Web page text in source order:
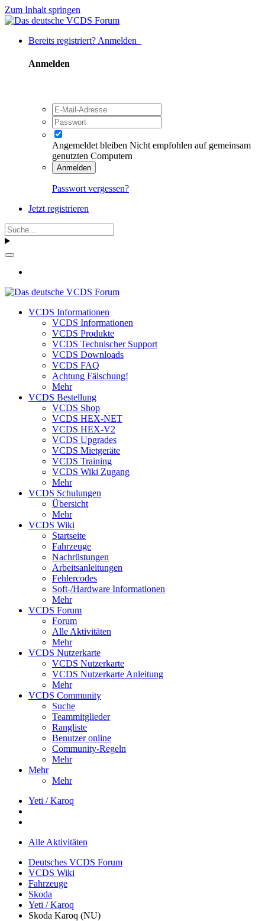
Zum Inhalt springen
Bereits registriert? Anmelden
Anmelden
Angemeldet bleiben Nicht empfohlen auf gemeinsam
genutzten Computern
Anmelden
Passwort vergessen?
Jetzt registrieren
VCDS Informationen
VCDS Informationen
VCDS Produkte
VCDS Technischer Support
VCDS Downloads
VCDS FAQ
Achtung Fälschung!
Mehr
VCDS Bestellung
VCDS Shop
VCDS HEX-NET
VCDS HEX-V2
VCDS Upgrades
VCDS Mietgeräte
VCDS Training
VCDS Wiki Zugang
Mehr
VCDS Schulungen
Übersicht
Mehr
VCDS Wiki
Startseite
Fahrzeuge
Nachrüstungen
Arbeitsanleitungen
Fehlercodes
Soft-/Hardware Informationen
Mehr
VCDS Forum
Forum
Alle Aktivitäten
Mehr
VCDS Nutzerkarte
VCDS Nutzerkarte
VCDS Nutzerkarte Anleitung
Mehr
VCDS Community
Suche
Teammitglieder
Rangliste
Benutzer online
Community-Regeln
Mehr
Mehr
Mehr
Yeti / Karoq
Alle Aktivitäten
Deutsches VCDS Forum
VCDS Wiki
Fahrzeuge
Skoda
Yeti / Karoq
Skoda Karoq (NU)